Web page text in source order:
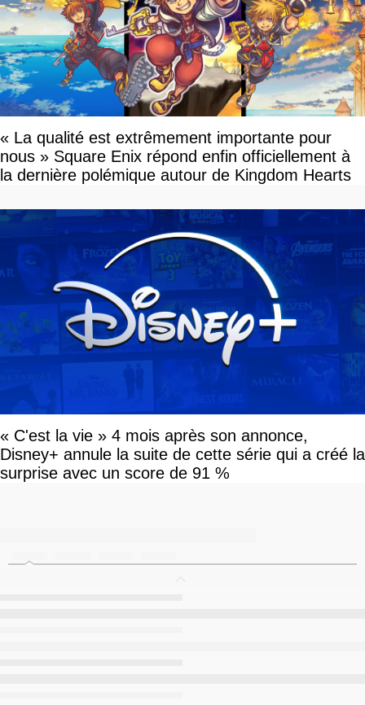
« La qualité est extrêmement importante pour
nous » Square Enix répond enfin officiellement à
la dernière polémique autour de Kingdom Hearts
« C'est la vie » 4 mois après son annonce,
Disney+ annule la suite de cette série qui a créé la
surprise avec un score de 91 %